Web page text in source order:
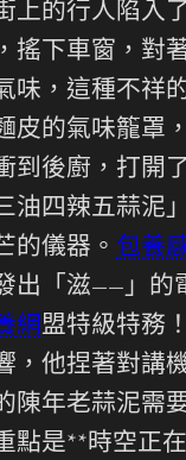
上的行人陷入
搖下車窗，對
味，這種不祥
皮的氣味籠罩
到後廚，打開
油四辣五蒜
的儀器。 包養
出「滋——」的
網盟特級特務
，他捏著對講
陳年老蒜泥需
點是**時空正